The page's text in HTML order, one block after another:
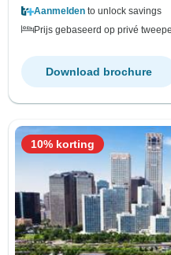
Aanmelden to unlock savings
Prijs gebaseerd op privé
Download brochure
10% korting